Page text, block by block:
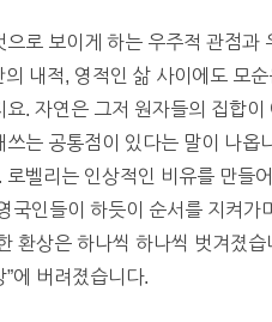
로 보이게 하는 우주적 관점
의 내적, 영적인 삶 사이에도 모
. 자연은 그저 원자들의 집합
는 공통점이 있다는 말이 나
벨리는 인상적인 비유를 만들
국인들이 하듯이 순서를 지켜
환상은 하나씩 하나씩 벗겨졌
에 버려졌습니다.